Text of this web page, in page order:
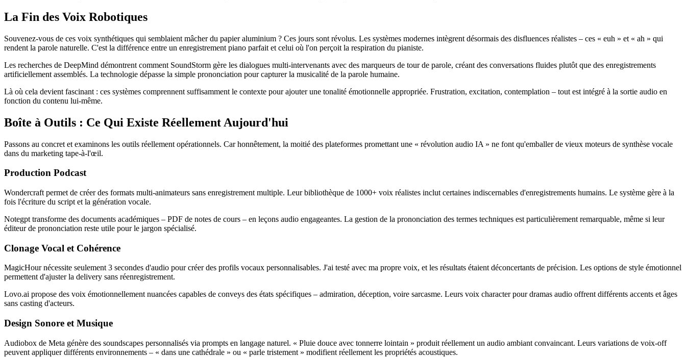
La Fin des Voix Robotiques
Souvenez-vous de ces voix synthétiques qui semblaient mâcher du papier aluminium ? Ces jours sont révolus. Les systèmes modernes intègrent désormais des disfluences réalistes – ces « euh » et « ah » qui
rendent la parole naturelle. C'est la différence entre un enregistrement piano parfait et celui où l'on perçoit la respiration du pianiste.
Les recherches de DeepMind démontrent comment SoundStorm gère les dialogues multi-intervenants avec des marqueurs de tour de parole, créant des conversations fluides plutôt que des enregistrements
artificiellement assemblés. La technologie dépasse la simple prononciation pour capturer la musicalité de la parole humaine.
Là où cela devient fascinant : ces systèmes comprennent suffisamment le contexte pour ajouter une tonalité émotionnelle appropriée. Frustration, excitation, contemplation – tout est intégré à la sortie audio en
fonction du contenu lui-même.
Boîte à Outils : Ce Qui Existe Réellement Aujourd'hui
Passons au concret et examinons les outils réellement opérationnels. Car honnêtement, la moitié des plateformes promettant une « révolution audio IA » ne font qu'emballer de vieux moteurs de synthèse vocale
dans du marketing tape-à-l'œil.
Production Podcast
Wondercraft permet de créer des formats multi-animateurs sans enregistrement multiple. Leur bibliothèque de 1000+ voix réalistes inclut certaines indiscernables d'enregistrements humains. Le système gère à la
fois l'écriture du script et la génération vocale.
Notegpt transforme des documents académiques – PDF de notes de cours – en leçons audio engageantes. La gestion de la prononciation des termes techniques est particulièrement remarquable, même si leur
éditeur de prononciation reste utile pour le jargon spécialisé.
Clonage Vocal et Cohérence
MagicHour nécessite seulement 3 secondes d'audio pour créer des profils vocaux personnalisables. J'ai testé avec ma propre voix, et les résultats étaient déconcertants de précision. Les options de style émotionnel
permettent d'ajuster la delivery sans réenregistrement.
Lovo.ai propose des voix émotionnellement nuancées capables de conveys des états spécifiques – admiration, déception, voire sarcasme. Leurs voix character pour dramas audio offrent différents accents et âges
sans casting d'acteurs.
Design Sonore et Musique
Audiobox de Meta génère des soundscapes personnalisés via prompts en langage naturel. « Pluie douce avec tonnerre lointain » produit réellement un audio ambiant convaincant. Leurs variations de voix-off
peuvent appliquer différents environnements – « dans une cathédrale » ou « parle tristement » modifient réellement les propriétés acoustiques.